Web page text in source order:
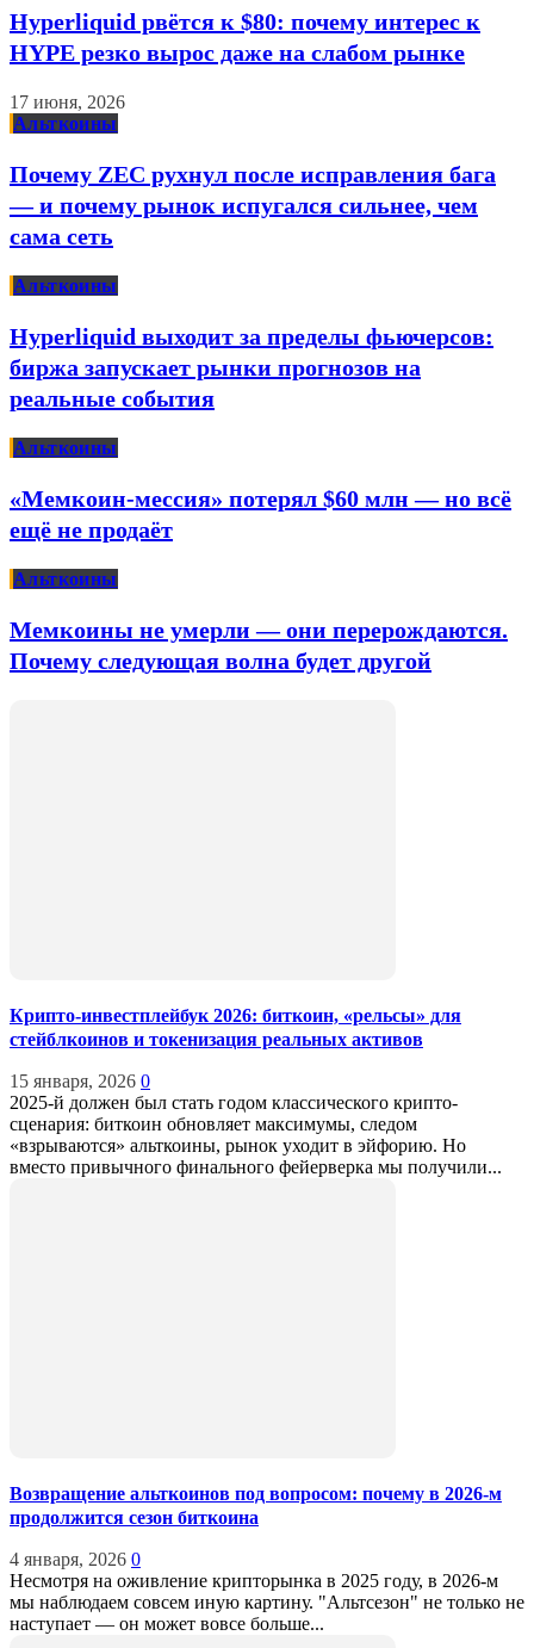
Hyperliquid рвётся к $80: почему интерес к
HYPE резко вырос даже на слабом рынке
17 июня, 2026
Альткоины
Почему ZEC рухнул после исправления бага
— и почему рынок испугался сильнее, чем
сама сеть
Альткоины
Hyperliquid выходит за пределы фьючерсов:
биржа запускает рынки прогнозов на
реальные события
Альткоины
«Мемкоин-мессия» потерял $60 млн — но всё
ещё не продаёт
Альткоины
Мемкоины не умерли — они перерождаются.
Почему следующая волна будет другой
Крипто-инвестплейбук 2026: биткоин, «рельсы» для
стейблкоинов и токенизация реальных активов
15 января, 2026 0
2025-й должен был стать годом классического крипто-
сценария: биткоин обновляет максимумы, следом
«взрываются» альткоины, рынок уходит в эйфорию. Но
вместо привычного финального фейерверка мы получили...
Возвращение альткоинов под вопросом: почему в 2026-м
продолжится сезон биткоина
4 января, 2026 0
Несмотря на оживление крипторынка в 2025 году, в 2026-м
мы наблюдаем совсем иную картину. "Альтсезон" не только не
наступает — он может вовсе больше...